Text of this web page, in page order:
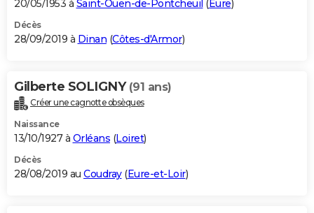
20/05/1953 à Saint-Ouen-de-Pontcheuil ( Eure)
Décès
28/09/2019 à Dinan (Côtes-d'Armor)
Gilberte SOLIGNY (91 ans)
Créer une cagnotte obsèques
Naissance
13/10/1927 à Orléans (Loiret)
Décès
28/08/2019 au Coudray(Eure-et-Loir)